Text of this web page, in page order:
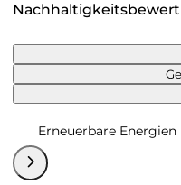
Erneuerbare Energien